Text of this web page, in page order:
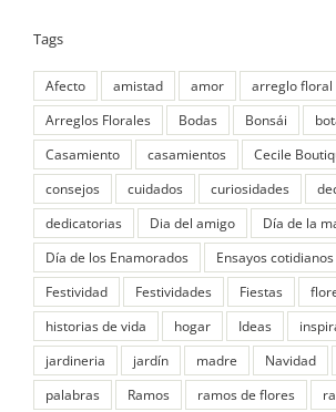
Tags
Afecto amistad amor
arreglo floral
Arreglos Florales
Bodas Bonsái
Casamiento
casamientos Cecile
consejos
cuidados curiosidades
dedicatorias
Dia del amigo
Día de la
Día de los Enamorados
Ensayos cotidianos
Festividad
Festividades Fiestas
historias de vida
hogar Ideas
jardineria
jardín madre Navidad
palabras
Ramos ramos de flores